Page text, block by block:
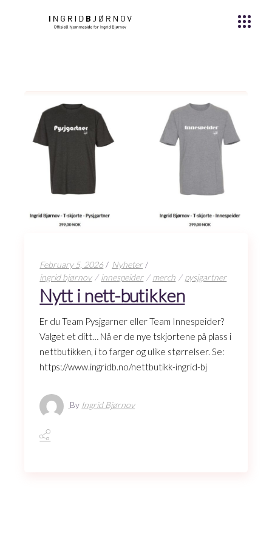
February 5, 2026
Nyheter
ingrid bjørnov
innespeider merch pysjgartner
Nytt i nett-butikken
Er du Team Pysjgarner eller Team Innespeider?
Valget et ditt… Nå er de nye tskjortene på plass i
nettbutikken, i to farger og ulike størrelser. Se:
https://www.ingridb.no/nettbutikk-ingrid-bj
By Ingrid Bjørnov